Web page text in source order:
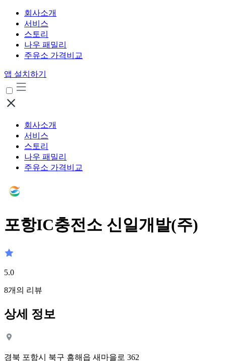
회사소개
서비스
스토리
나우 패밀리
주유소 가격비교
앱 설치하기
회사소개
서비스
스토리
나우 패밀리
주유소 가격비교
포항IC충전소 신일개발(주)
5.0
8개의 리뷰
상세 정보
경북 포항시 북구 흥해읍 새마을로 362